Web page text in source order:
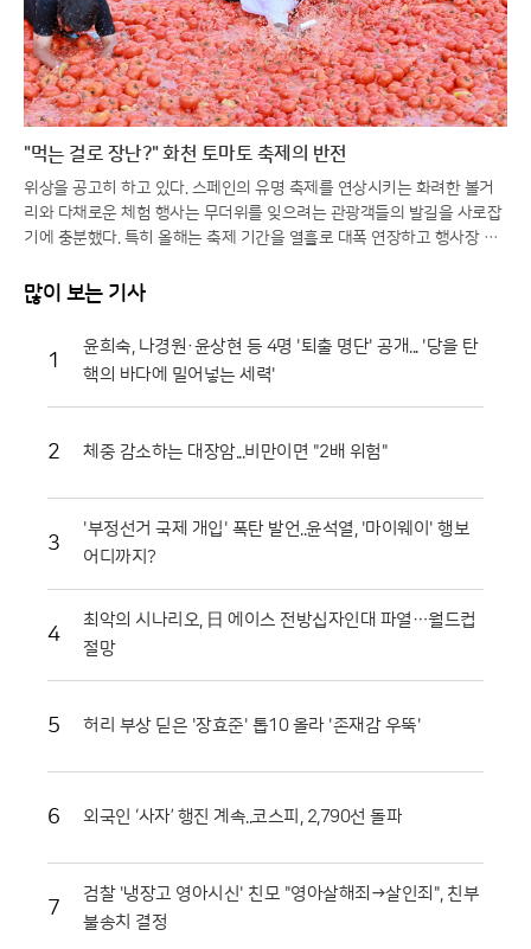
"먹는 걸로 장난?" 화천 토마토 축제의 반전
위상을 공고히 하고 있다. 스페인의 유명 축제를 연상시키는 화려한 볼거
리와 다채로운 체험 행사는 무더위를 잊으려는 관광객들의 발길을 사로잡
기에 충분했다. 특히 올해는 축제 기간을 열흘로 대폭 연장하고 행사장 공
응을 얻고 있다.일각에서는 멀쩡한 식재료를 으깨며 즐기는 모습에 우려의
어 있다. 축제에 사용되는 토마토는 상품성이 떨어져 폐기 위기에 처한 비
상품과들이다. 화천군은 이를 전량 매입해 축제용으로 활용함으로써 농가
에는 새로운 수익원을 제공하고, 축제가 끝난 뒤에는 으깨진 잔해물을 모
두 수거해 퇴비로 재활용한다. 버려질 농산물이 축제의 주인공이 되고 다
금반지를 찾아라' 프로그램이다. 수만 개의 토마토가 채워진 풀장 속에서
의 독특한 풍경이다. 단순히 반지를 찾는 재미를 넘어, 지역 특산물인 찰토
마토의 단단한 육질과 신선함을 온몸으로 체감할 수 있다는 점에서 브랜드
홍보 효과도 톡톡히 누리고 있다.기업과 지역 사회가 함께하는 나눔의 장
도 마련됐다. 최근 열린 '천인의 식탁' 행사에서는 대형 솥에서 조리된 파스
타를 수많은 참가자가 함께 나누며 축제의 의미를 되새겼다. 이는 지역 축
제가 단순히 즐기는 행사를 넘어 민·관·군이 협력하는 화합의 장임을 상징
적으로 보여주었다. 또한 접경지역의 특색을 살린 밀리터리존과 어린이들
만족할 수 있는 구성을 갖췄다.마켓전시존에서는 화악산 고랭지의 기운을
장성이 뛰어나 소비자들 사이에서 신뢰가 두텁다. 축제 현장에서 맛본 즐
고 있다. 현장 관계자들은 이번 축제가 단순한 일회성 행사를 넘어 화천의
농업 경쟁력을 높이는 중요한 발판이 되고 있다고 입을 모았다.화천군은
남은 축제 기간에도 안전 관리와 위생 점검에 총력을 기울여 방문객들이
쾌적하게 축제를 즐길 수 있도록 지원할 방침이다. 야간에는 군악대 공연
많이 보는 기사
1
윤희숙, 나경원·윤상현 등 4명 '퇴출 명단' 공개... '당을 탄
핵의 바다에 밀어넣는 세력'
2 체중 감소하는 대장암...비만이면 "2배 위험"
3
'부정선거 국제 개입' 폭탄 발언..윤석열, '마이웨이' 행보
어디까지?
4
최악의 시나리오, 日 에이스 전방십자인대 파열…월드컵
절망
5 허리 부상 딛은 '장효준' 톱10 올라 '존재감 우뚝'
6 외국인 ‘사자’ 행진 계속..코스피, 2,790선 돌파
7
검찰 '냉장고 영아시신' 친모 "영아살해죄→살인죄", 친부
불송치 결정